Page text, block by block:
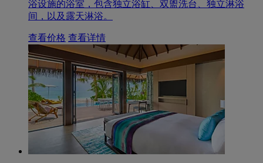
浴设施的浴室，包含独立浴缸、双盥洗台、独立淋浴
间，以及露天淋浴。
查看价格 查看详情